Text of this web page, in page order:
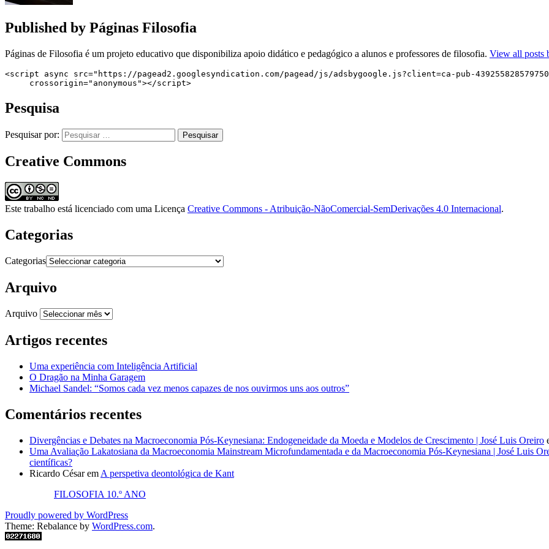
Published by Páginas Filosofia
Páginas de Filosofia é um projeto educativo que disponibiliza apoio didático e pedagógico a alunos e professores de filosofia. View all posts
<script async src="https://pagead2.googlesyndication.com/pagead/js/adsbygoogle.js?client=ca-pub-
     crossorigin="anonymous"></script>
Pesquisa
Pesquisar por:
Creative Commons
Este trabalho está licenciado com uma Licença Creative Commons - Atribuição-NãoComercial-SemDerivações 4.0 Internacional.
Categorias
Categorias
Arquivo
Arquivo
Artigos recentes
Uma experiência com Inteligência Artificial
O Dragão na Minha Garagem
Michael Sandel: “Somos cada vez menos capazes de nos ouvirmos uns aos outros”
Comentários recentes
Divergências e Debates na Macroeconomia Pós-Keynesiana: Endogeneidade da Moeda e Modelos de Crescimento | José Luis Oreiro
Uma Avaliação Lakatosiana da Macroeconomia Mainstream Microfundamentada e da Macroeconomia Pós-Keynesiana | José Luis
científicas?
Ricardo Césarem A perspetiva deontológica de Kant
FILOSOFIA 10.º ANO
Proudly powered by WordPress
Theme: Rebalance by WordPress.com.